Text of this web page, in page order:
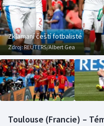
Baseball a softbal
Basketbal
Biatlon
Boby a skeleton
Soutěže
Historické návraty
Aplikace ČT sport
AZ kvíz
Zklamaní čeští fotbalisté
Zdroj:REUTERS/Albert Gea
Toulouse (Francie) –